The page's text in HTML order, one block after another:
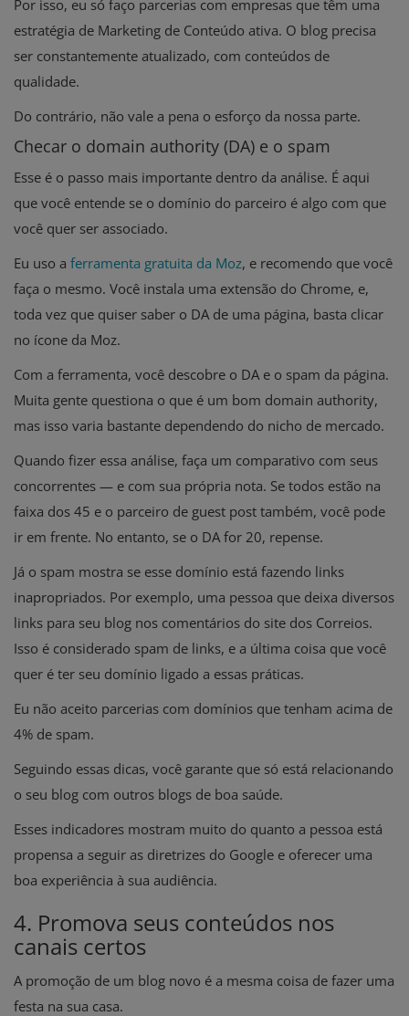
Por isso, eu só faço parcerias com empresas que têm uma
estratégia de Marketing de Conteúdo ativa. O blog precisa
ser constantemente atualizado, com conteúdos de
qualidade.
Do contrário, não vale a pena o esforço da nossa parte.
Checar o domain authority (DA) e o spam
Esse é o passo mais importante dentro da análise. É aqui
que você entende se o domínio do parceiro é algo com que
você quer ser associado.
Eu uso a ferramenta gratuita da Moz, e recomendo que você
faça o mesmo. Você instala uma extensão do Chrome, e,
toda vez que quiser saber o DA de uma página, basta clicar
no ícone da Moz.
Com a ferramenta, você descobre o DA e o spam da página.
Muita gente questiona o que é um bom domain authority,
mas isso varia bastante dependendo do nicho de mercado.
Quando fizer essa análise, faça um comparativo com seus
concorrentes — e com sua própria nota. Se todos estão na
faixa dos 45 e o parceiro de guest post também, você pode
ir em frente. No entanto, se o DA for 20, repense.
Já o spam mostra se esse domínio está fazendo links
inapropriados. Por exemplo, uma pessoa que deixa diversos
links para seu blog nos comentários do site dos Correios.
Isso é considerado spam de links, e a última coisa que você
quer é ter seu domínio ligado a essas práticas.
Eu não aceito parcerias com domínios que tenham acima de
4% de spam.
Seguindo essas dicas, você garante que só está relacionando
o seu blog com outros blogs de boa saúde.
Esses indicadores mostram muito do quanto a pessoa está
propensa a seguir as diretrizes do Google e oferecer uma
boa experiência à sua audiência.
4. Promova seus conteúdos nos
canais certos
A promoção de um blog novo é a mesma coisa de fazer uma
festa na sua casa.